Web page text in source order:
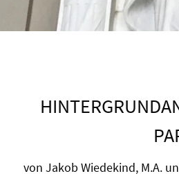
von Jakob Wiedekind, M.A.